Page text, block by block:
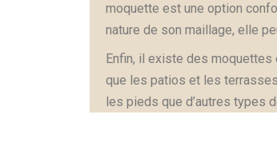
moquette est une option
nature de son maillage, elle
Enfin, il existe des
que les patios et les
les pieds que d’autres types